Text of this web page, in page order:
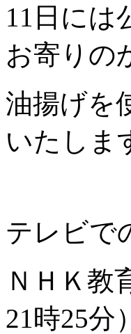
11日には
お寄りの
油揚げを
いたしま
テレビで
ＮＨＫ教
21時25分